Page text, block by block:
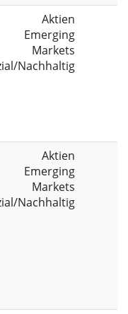
Aktien
Emerging
Markets
Nachhaltig
Aktien
Emerging
Markets
Nachhaltig